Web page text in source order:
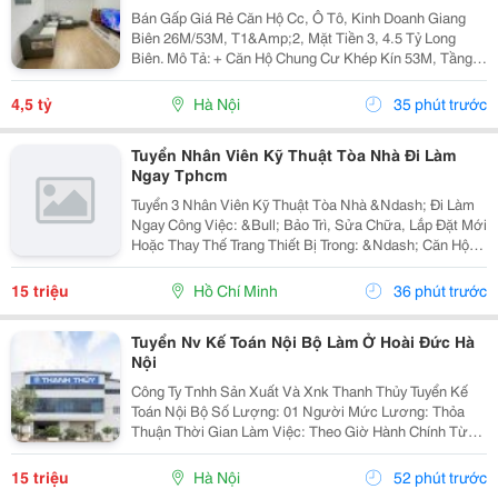
Long Biên.
Bán Gấp Giá Rẻ Căn Hộ Cc, Ô Tô, Kinh Doanh Giang
Biên 26M/53M, T1&Amp;2, Mặt Tiền 3, 4.5 Tỷ Long
Biên. Mô Tả: + Căn Hộ Chung Cư Khép Kín 53M, Tầng 1
Và 2 Đế Căn Hộ Chung Cư, Đất Sổ Đỏ Lâu Dài. + Kinh
Doanh Bất Chấp Các Loại Hình, Quỹ Đất Rộng...
4,5 tỷ Hà Nội 35 phút trước
Tuyển Nhân Viên Kỹ Thuật Tòa Nhà Đi Làm
Ngay Tphcm
Tuyển 3 Nhân Viên Kỹ Thuật Tòa Nhà &Ndash; Đi Làm
Ngay Công Việc: &Bull; Bảo Trì, Sửa Chữa, Lắp Đặt Mới
Hoặc Thay Thế Trang Thiết Bị Trong: &Ndash; Căn Hộ
Dịch Vụ &Ndash; Nhà Trọ, Chung Cư Mini &Bull; Kiểm
Tra Và Xử Lý Sự Cố Phát Sinh...
15 triệu Hồ Chí Minh 36 phút trước
Tuyển Nv Kế Toán Nội Bộ Làm Ở Hoài Đức Hà
Nội
Công Ty Tnhh Sản Xuất Và Xnk Thanh Thủy Tuyển Kế
Toán Nội Bộ Số Lượng: 01 Người Mức Lương: Thỏa
Thuận Thời Gian Làm Việc: Theo Giờ Hành Chính Từ
Thứ 2 Đến Thứ 7. Nội Dung Công Việc: - Làm Hợp Đồng
Mua Bán, Tính Lương Nhân Viên, Hợp...
15 triệu Hà Nội 52 phút trước